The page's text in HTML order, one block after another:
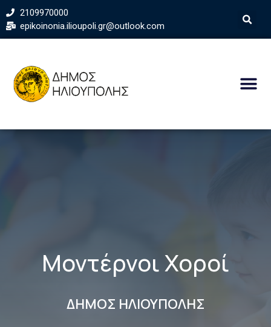
2109970000
epikoinonia.ilioupoli.gr@outlook.com
Μοντέρνοι Χοροί
ΔΗΜΟΣ ΗΛΙΟΥΠΟΛΗΣ